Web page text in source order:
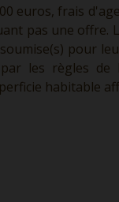
euros, frais
pas une offre.
pour
les règles de
habitable